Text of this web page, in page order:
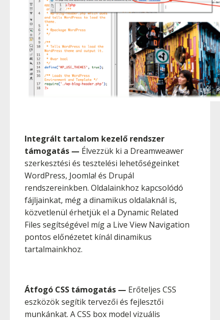
Integrált tartalom kezelő rendszer
támogatás — Élvezzük ki a Dreamweawer
szerkesztési és tesztelési lehetőségeinket
WordPress, Joomla! és Drupál
rendszereinkben. Oldalainkhoz kapcsolódó
fájljainkat, még a dinamikus oldalaknál is,
közvetlenül érhetjük el a Dynamic Related
Files segítségével míg a Live View Navigation
pontos előnézetet kínál dinamikus
tartalmainkhoz.
Átfogó CSS támogatás — Erőteljes CSS
eszközök segítik tervezői és fejlesztői
munkánkat. A CSS box model vizuális